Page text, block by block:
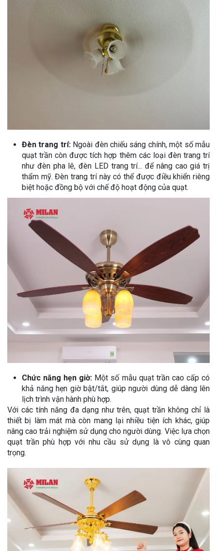
Đèn trang trí: Ngoài đèn chiếu sáng chính, một số mẫu
quạt trần còn được tích hợp thêm các loại đèn trang trí
như đèn pha lê, đèn LED trang trí... để nâng cao giá trị
thẩm mỹ. Đèn trang trí này có thể được điều khiển riêng
biệt hoặc đồng bộ với chế độ hoạt động của quạt.
Chức năng hẹn giờ: Một số mẫu quạt trần cao cấp có
khả năng hẹn giờ bật/tắt, giúp người dùng dễ dàng lên
lịch trình vận hành phù hợp.
Với các tính năng đa dạng như trên, quạt trần không chỉ là
thiết bị làm mát mà còn mang lại nhiều tiện ích khác, giúp
nâng cao trải nghiệm sử dụng cho người dùng. Việc lựa chọn
quạt trần phù hợp với nhu cầu sử dụng là vô cùng quan
trọng.